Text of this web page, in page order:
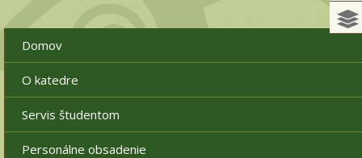
Domov
O katedre
Servis študentom
Personálne obsadenie